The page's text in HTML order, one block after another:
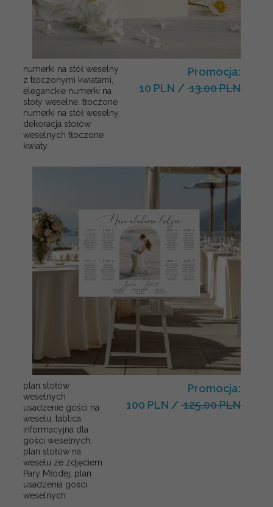
numerki na stół weselny
z tłoczonymi kwiatami,
eleganckie numerki na
stoły weselne, tłoczone
numerki na stół weselny,
dekoracja stołów
weselnych tłoczone
kwiaty
Promocja:
10 PLN / 13.00 PLN
plan stołów
weselnych
usadzenie gości na
weselu, tablica
informacyjna dla
gości weselnych,
plan stołów na
weselu ze zdjęciem
Pary Młodej, plan
usadzenia gości
weselnych
Promocja:
100 PLN / 125.00 PLN